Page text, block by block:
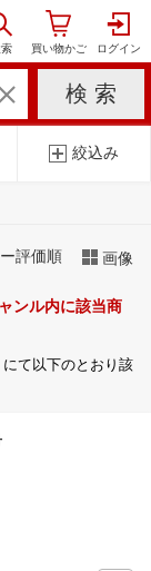
絞込み
評価順 画像
ンル内に該当商
て以下のとおり該